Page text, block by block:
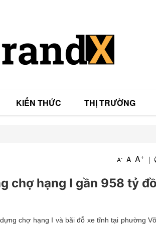
KIẾN THỨC THỊ TRƯỜNG
A- A A+ |
chợ hạng I gần 958 tỷ
chợ hạng I và bãi đỗ xe tĩnh tại phường